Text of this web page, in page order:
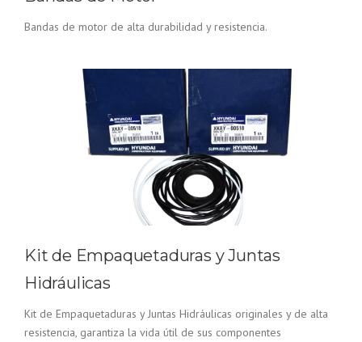
Bandas de motor de alta durabilidad y resistencia.
Kit de Empaquetaduras y Juntas
Hidráulicas
Kit de Empaquetaduras y Juntas Hidráulicas originales y de alta
resistencia, garantiza la vida útil de sus componentes